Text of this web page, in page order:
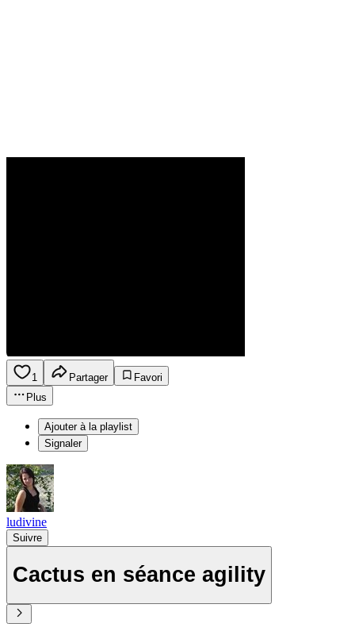
1 Partager
Favori
Plus
Ajouter à la playlist
Signaler
ludivine
Suivre
Cactus en séance agility